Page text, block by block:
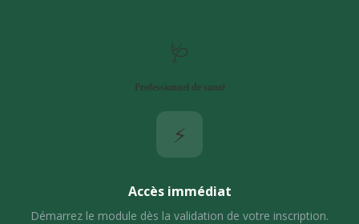
🩺
Professionnel de santé
⚡
Accès immédiat
Démarrez le module dès la validation de votre inscription.